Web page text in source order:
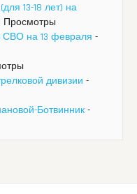
13-18 лет) на
Просмотры
СВО на 13 февраля -
дивизии -
Ботвинник -